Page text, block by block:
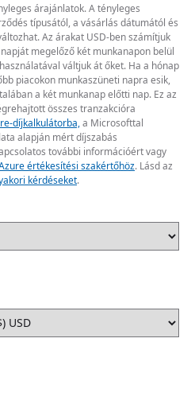
árajánlatok. A tényleges
típusától, a vásárlás dátumától és
Az árakat USD-ben számítjuk
megelőző két munkanapon belül
váltjuk át őket. Ha a hónap
piacokon munkaszüneti napra esik,
a két munkanap előtti nap. Ez az
összes tranzakcióra
díjkalkulátorba,a Microsofttal
alapján mért díjszabás
további információért vagy
értékesítési szakértőhöz. Lásd az
kérdéseket.